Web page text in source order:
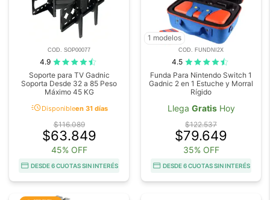
COD. SOP00077
4.9
Soporte para TV Gadnic
Soporta Desde 32 a 85 Peso
Máximo 45 KG
acuteDisponibleen 31 días
$116.089
$63.849
45% OFF
DESDE 6 CUOTAS SIN INTERÉS
1 modelos
COD. FUNDNI2X
4.5
Funda Para Nintendo Switch 1
Gadnic 2 en 1 Estuche y Morral
Rígido
Llega GratisHoy
$122.537
$79.649
35% OFF
DESDE 6 CUOTAS SIN INTERÉS